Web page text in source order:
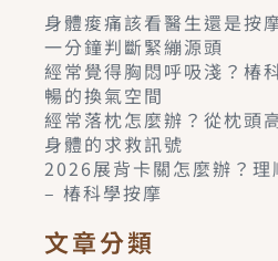
身體痠痛該看醫生還是按
一分鐘判斷緊繃源頭
經常覺得胸悶呼吸淺？椿
暢的換氣空間
經常落枕怎麼辦？從枕頭
身體的求救訊號
2026展背卡關怎麼辦？理
– 椿科學按摩
文章分類